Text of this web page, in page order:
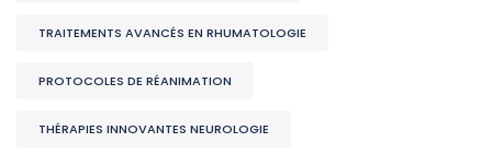
TRAITEMENTS AVANCÉS EN RHUMATOLOGIE
PROTOCOLES DE RÉANIMATION
THÉRAPIES INNOVANTES NEUROLOGIE